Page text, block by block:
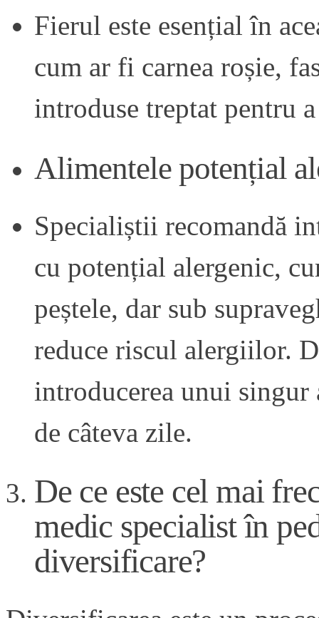
Fierul este esențial în
cum ar fi carnea roșie,
introduse treptat pentru
Alimentele potențial
Specialiștii recomandă
cu potențial alergenic,
peștele, dar sub
reduce riscul alergiilor.
introducerea unui
de câteva zile.
De ce este cel mai
medic specialist în
diversificare?